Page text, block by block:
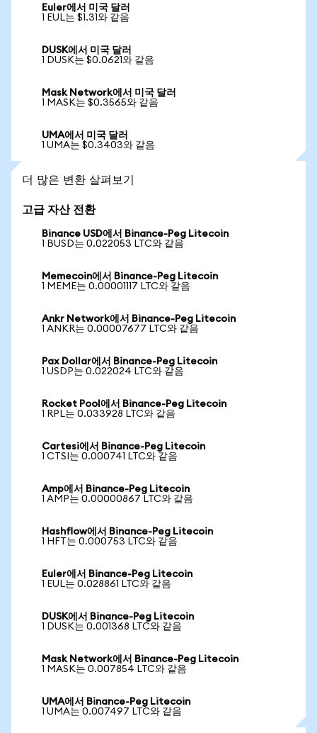
Euler에서 미국 달러
1 EUL는 $1.31와 같음
DUSK에서 미국 달러
1 DUSK는 $0.0621와 같음
Mask Network에서 미국 달러
1 MASK는 $0.3565와 같음
UMA에서 미국 달러
1 UMA는 $0.3403와 같음
더 많은 변환 살펴보기
고급 자산 전환
Binance USD에서 Binance-Peg Litecoin
1 BUSD는 0.022053 LTC와 같음
Memecoin에서 Binance-Peg Litecoin
1 MEME는 0.00001117 LTC와 같음
Ankr Network에서 Binance-Peg Litecoin
1 ANKR는 0.00007677 LTC와 같음
Pax Dollar에서 Binance-Peg Litecoin
1 USDP는 0.022024 LTC와 같음
Rocket Pool에서 Binance-Peg Litecoin
1 RPL는 0.033928 LTC와 같음
Cartesi에서 Binance-Peg Litecoin
1 CTSI는 0.000741 LTC와 같음
Amp에서 Binance-Peg Litecoin
1 AMP는 0.00000867 LTC와 같음
Hashflow에서 Binance-Peg Litecoin
1 HFT는 0.000753 LTC와 같음
Euler에서 Binance-Peg Litecoin
1 EUL는 0.028861 LTC와 같음
DUSK에서 Binance-Peg Litecoin
1 DUSK는 0.001368 LTC와 같음
Mask Network에서 Binance-Peg Litecoin
1 MASK는 0.007854 LTC와 같음
UMA에서 Binance-Peg Litecoin
1 UMA는 0.007497 LTC와 같음